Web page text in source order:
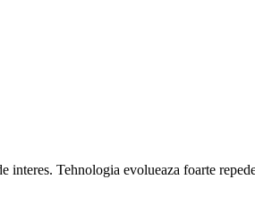
interes. Tehnologia evolueaza foarte